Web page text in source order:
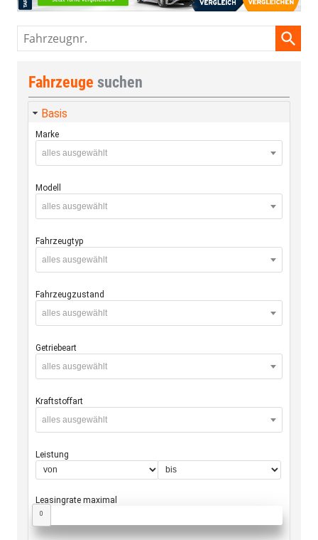
Fahrzeugnr.
Fahrzeuge suchen
Basis
Marke
alles ausgewählt
Modell
alles ausgewählt
Fahrzeugtyp
alles ausgewählt
Fahrzeugzustand
alles ausgewählt
Getriebeart
alles ausgewählt
Kraftstoffart
alles ausgewählt
Leistung
Leasingrate maximal
0